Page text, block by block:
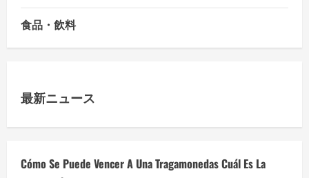
食品・飲料
最新ニュース
Cómo Se Puede Vencer A Una Tragamonedas Cuál Es La